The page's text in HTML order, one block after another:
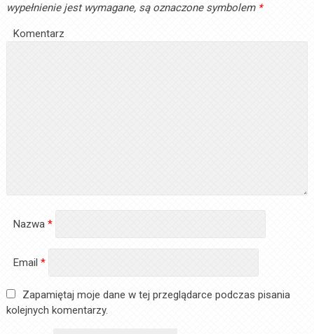
wypełnienie jest wymagane, są oznaczone symbolem *
Komentarz
Nazwa *
Email *
Zapamiętaj moje dane w tej przeglądarce podczas pisania
kolejnych komentarzy.